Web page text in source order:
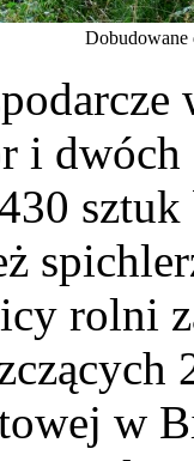
Dobudowane
i
rolni
w